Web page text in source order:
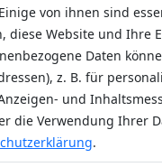
von ihnen sind
diese Website und Ihre
Daten
z. B. für
und
die Verwendung Ihrer
.